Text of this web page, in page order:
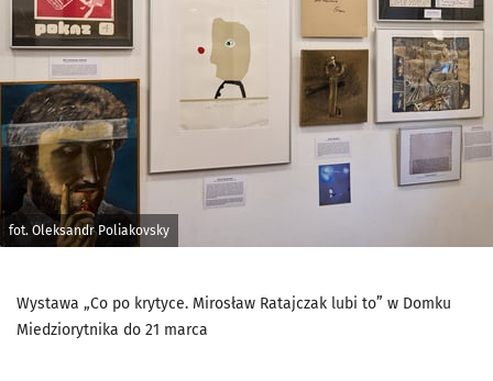
fot. Oleksandr Poliakovsky
Wystawa „Co po krytyce. Mirosław Ratajczak lubi to” w Domku
Miedziorytnika do 21 marca